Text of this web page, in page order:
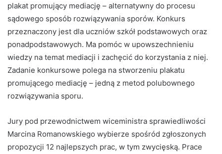
plakat promujący mediację – alternatywny do procesu
sądowego sposób rozwiązywania sporów. Konkurs
przeznaczony jest dla uczniów szkół podstawowych oraz
ponadpodstawowych. Ma pomóc w upowszechnieniu
wiedzy na temat mediacji i zachęcić do korzystania z niej.
Zadanie konkursowe polega na stworzeniu plakatu
promującego mediację – jedną z metod polubownego
rozwiązywania sporu.
Jury pod przewodnictwem wiceministra sprawiedliwości
Marcina Romanowskiego wybierze spośród zgłoszonych
propozycji 12 najlepszych prac, w tym zwycięską. Prace